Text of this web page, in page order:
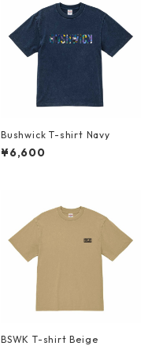
Bushwick T-shirt Navy
¥6,600
BSWK T-shirt Beige